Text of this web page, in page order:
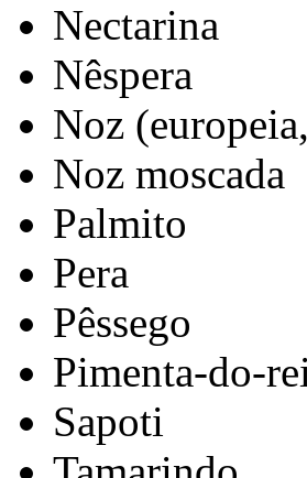
Nectarina
Nêspera
Noz
Noz moscada
Palmito
Pera
Pêssego
Pimenta-do-
Sapoti